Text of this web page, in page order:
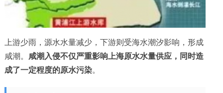
上游少雨，源水水量减少，下游则受海水潮汐影响，形成
咸潮。
咸潮入侵不仅严重影响上海原水水量供应，同时造
成了一定程度的原水污染。